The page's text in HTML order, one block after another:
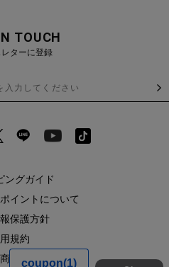
TOUCH
ターに登録
ングガイド
イントについて
保護方針
規約
取引法